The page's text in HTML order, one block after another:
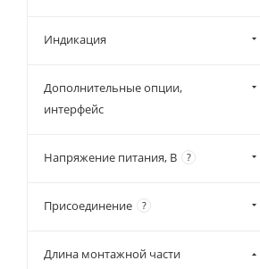
Индикация
Дополнительные опции,
интерфейс
Напряжение питания, В ?
Присоединение ?
Длина монтажной части